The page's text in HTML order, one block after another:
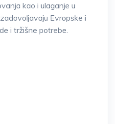
kao i ulaganje u
Evropske i
i tržišne potrebe.